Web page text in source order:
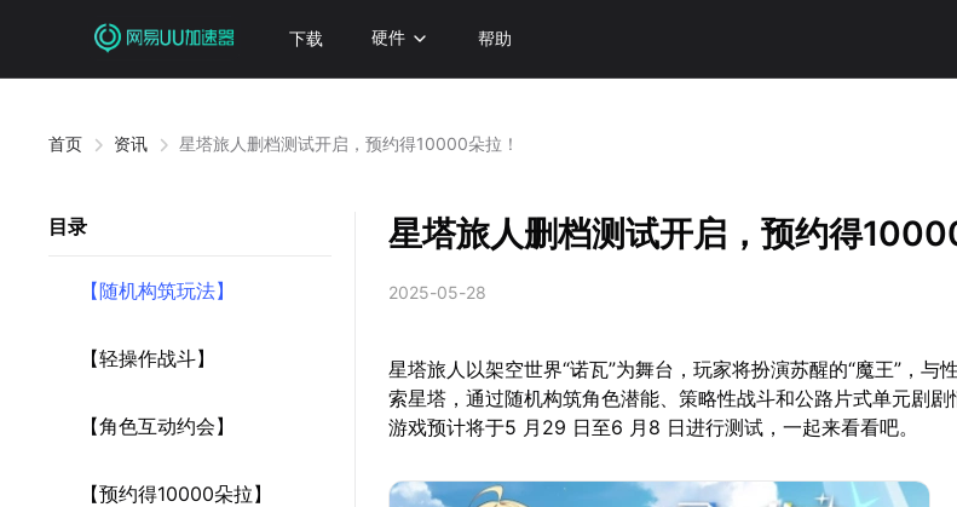
下载 硬件 帮助
首页 资讯 星塔旅人删档测试开启，预约得10000朵拉！
目录
【随机构筑玩法】
【轻操作战斗】
【角色互动约会】
【预约得10000朵拉】
星塔旅人删档测试开启，预约得
2025-05-28
星塔旅人以架空世界“诺瓦”为舞台，玩家将扮演苏醒的“魔王”，与
索星塔，通过随机构筑角色潜能、策略性战斗和公路片式单元剧剧
游戏预计将于5 月29 日至6 月8 日进行测试，一起来看看吧。